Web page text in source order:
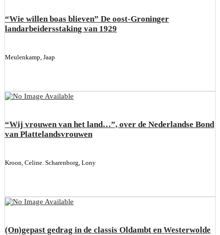
“Wie willen boas blieven” De oost-Groninger
landarbeidersstaking van 1929
Meulenkamp, Jaap
“Wij vrouwen van het land…”, over de Nederlandse Bond
van Plattelandsvrouwen
Kroon, Celine. Scharenborg, Lony
(On)gepast gedrag in de classis Oldambt en Westerwolde